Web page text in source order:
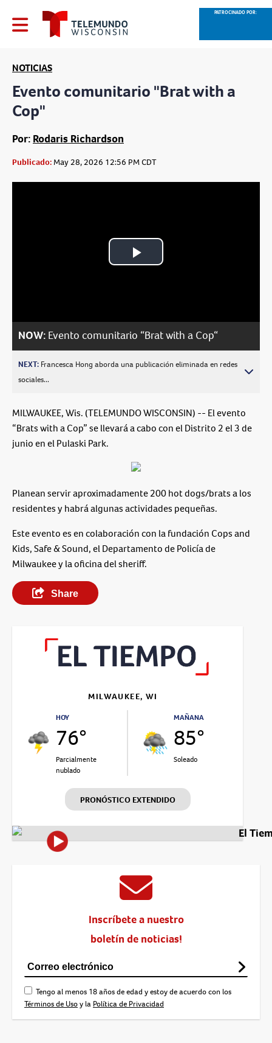
PATROCINADO POR:
NOTICIAS
Evento comunitario "Brat with a
Cop"
Por: Rodaris Richardson
Publicado: May 28, 2026 12:56 PM CDT
Play
NOW: Evento comunitario “Brat with a Cop“
NEXT: Francesca Hong aborda una publicación eliminada en redes
sociales...
MILWAUKEE, Wis. (TELEMUNDO WISCONSIN) -- El evento
“Brats with a Cop” se llevará a cabo con el Distrito 2 el 3 de
junio en el Pulaski Park.
Planean servir aproximadamente 200 hot dogs/brats a los
residentes y habrá algunas actividades pequeñas.
Este evento es en colaboración con la fundación Cops and
Kids, Safe & Sound, el Departamento de Policía de
Milwaukee y la oficina del sheriff.
Share
MILWAUKEE, WI
HOY
76°
Parcialmente
nublado
MAÑANA
85°
Soleado
PRONÓSTICO EXTENDIDO
El
Inscríbete a nuestro
boletín de noticias!
Tengo al menos 18 años de edad y estoy de acuerdo con los
Términos de Usoy la Política de Privacidad